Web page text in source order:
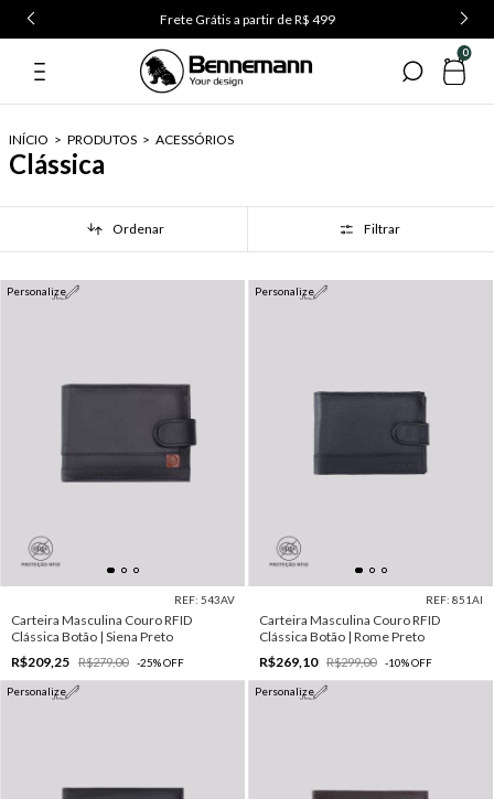
Frete Grátis a partir de R$ 499
0
INÍCIO > PRODUTOS > ACESSÓRIOS
Clássica
Ordenar Filtrar
Personalize
REF: 543AV
Carteira Masculina Couro RFID
Clássica Botão | Siena Preto
R$209,25
R$279,00 -25%OFF
Personalize
REF: 851AI
Carteira Masculina Couro RFID
Clássica Botão | Rome Preto
R$269,10
R$299,00 -10%OFF
Personalize Personalize